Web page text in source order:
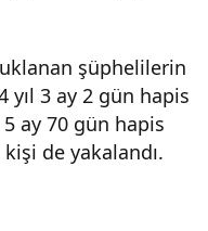
şüphelilerin
yıl 3 ay 2 gün hapis
5 ay 70 gün hapis
de yakalandı.